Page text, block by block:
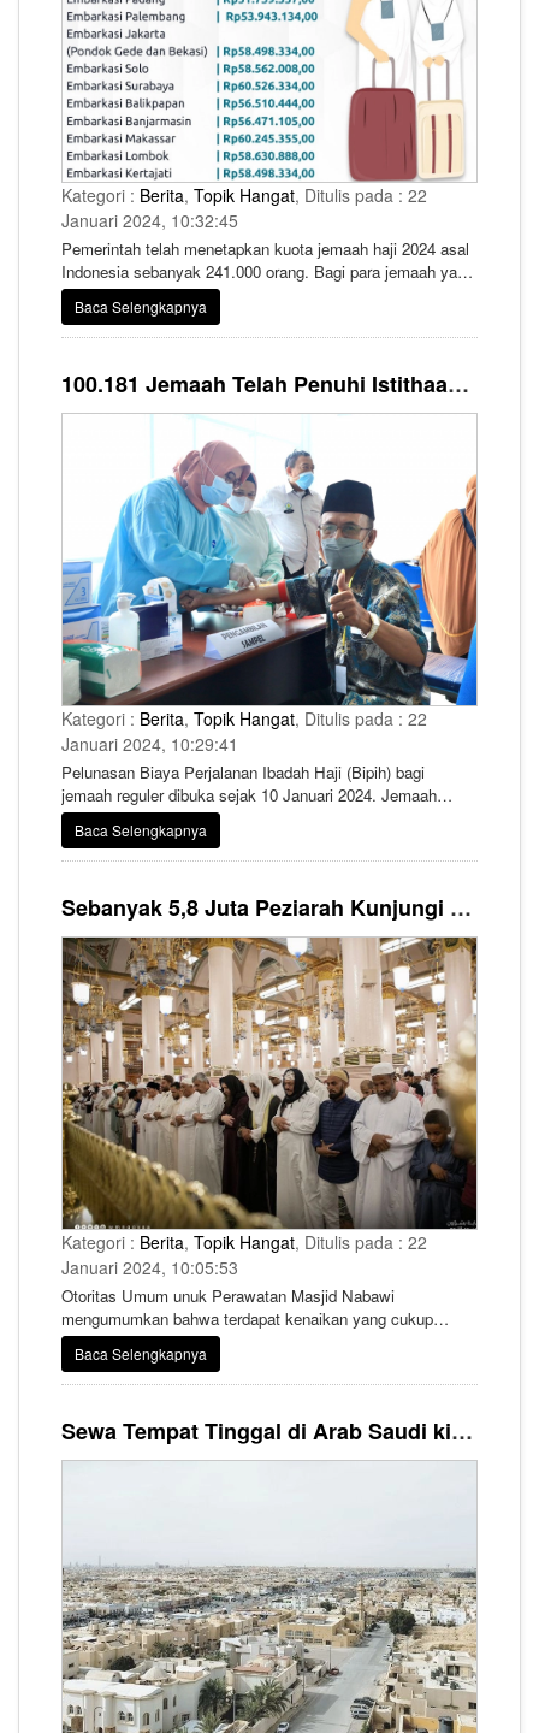
Kategori : Berita, Topik Hangat, Ditulis pada : 22
Januari 2024, 10:32:45
Pemerintah telah menetapkan kuota jemaah haji 2024 asal
Indonesia sebanyak 241.000 orang. Bagi para jemaah yang
masuk kuota keberangkatan 2024, harus melunasi Biaya
Perjalanan Ibadah Haji (Bipih) sebesar Rp 56,04 juta pada
10 Januari-12 Februari 2024.
Baca Selengkapnya
100.181 Jemaah Telah Penuhi Istithaah Kesehatan Haji 2024
Kategori : Berita, Topik Hangat, Ditulis pada : 22
Januari 2024, 10:29:41
Pelunasan Biaya Perjalanan Ibadah Haji (Bipih) bagi
jemaah reguler dibuka sejak 10 Januari 2024. Jemaah
harus memenuhi syarat istitha'ah kesehatan sebelum
melakukan pelunasan.
Baca Selengkapnya
Sebanyak 5,8 Juta Peziarah Kunjungi Masjid Nabawi dalam Sepekan
Kategori : Berita, Topik Hangat, Ditulis pada : 22
Januari 2024, 10:05:53
Otoritas Umum unuk Perawatan Masjid Nabawi
mengumumkan bahwa terdapat kenaikan yang cukup
signifikan pada kunjungan jemaah ke Masjid Nabawi
selama sepekan terakhir. Tercatat lebih dari 5,8 juta
peziarah berkunjung dan melakukan ziarah dan ibadah di
Baca Selengkapnya
Sewa Tempat Tinggal di Arab Saudi kini Harus Pakai Sistem Pembayaran Online